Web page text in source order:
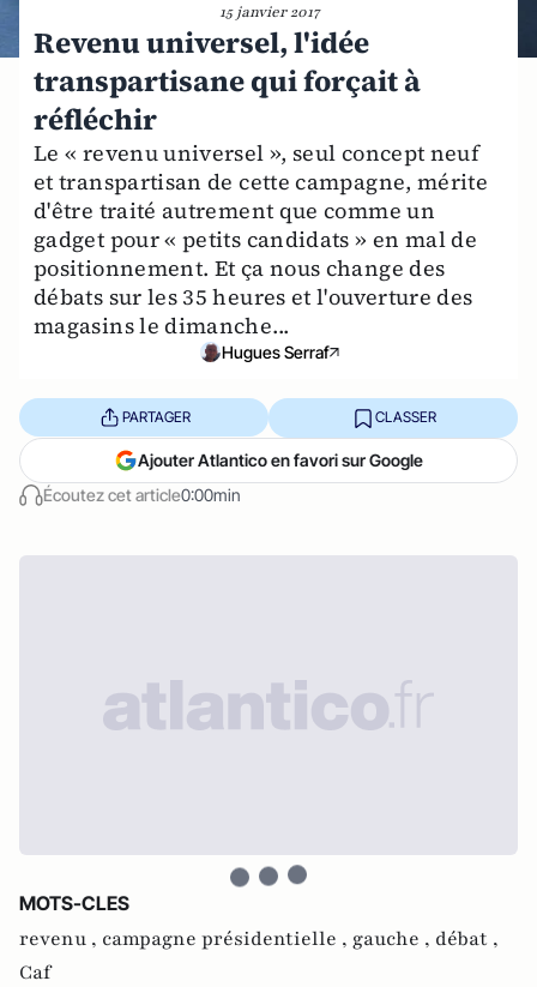
15 janvier 2017
Revenu universel, l'idée
transpartisane qui forçait à
réfléchir
Le « revenu universel », seul concept neuf
et transpartisan de cette campagne, mérite
d'être traité autrement que comme un
gadget pour « petits candidats » en mal de
positionnement. Et ça nous change des
débats sur les 35 heures et l'ouverture des
magasins le dimanche...
Hugues Serraf
Écoutez cet article0:00min
PARTAGER CLASSER
Ajouter Atlantico en favori sur Google
MOTS-CLES
revenu , campagne présidentielle , gauche , débat ,
Caf